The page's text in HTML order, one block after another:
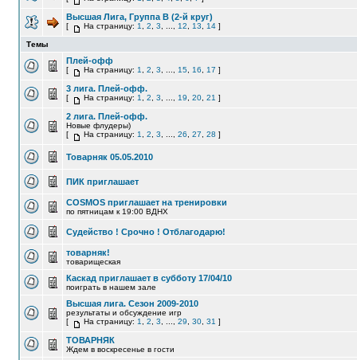
Высшая Лига, Группа В (2-й круг)
[ На страницу: 1 2 3 12 13 14 ]
Темы
Плей-офф
[ На страницу: 1 2 3 15 16 17 ]
3 лига. Плей-офф.
[ На страницу: 1 2 3 19 20 21 ]
2 лига. Плей-офф.
Новые флудеры)
[
На страницу: 1 2 3 26 27 28 ]
Товарняк 05.05.2010
ПИК приглашает
COSMOS приглашает на тренировки
по пятницам к 19:00 ВДНХ
Судейство ! Срочно ! Отблагодарю!
товарняк!
товарищеская
Каскад приглашает в субботу 17/04/10
поиграть в нашем зале
Высшая лига. Сезон 2009-2010
результаты и обсуждение игр
[
На страницу: 1 2 3 29 30 31 ]
ТОВАРНЯК
Ждем в воскресенье в гости